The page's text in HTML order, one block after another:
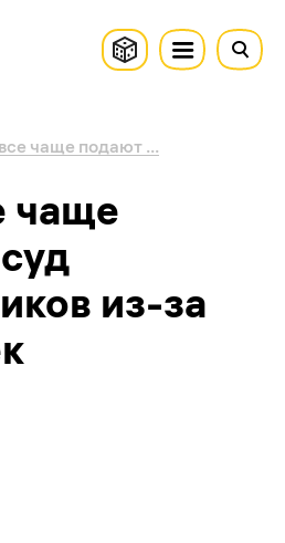
чаще подают ...
чаще
из-за